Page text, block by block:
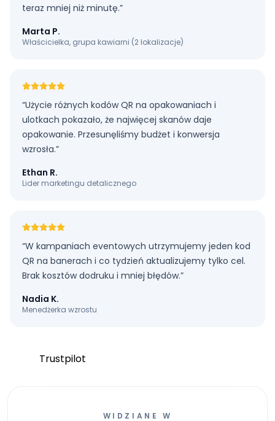
teraz mniej niż minutę.”
Marta P.
Właścicielka, grupa kawiarni (2 lokalizacje)
“Użycie różnych kodów QR na opakowaniach i
ulotkach pokazało, że najwięcej skanów daje
opakowanie. Przesunęliśmy budżet i konwersja
wzrosła.”
Ethan R.
Lider marketingu detalicznego
“W kampaniach eventowych utrzymujemy jeden kod
QR na banerach i co tydzień aktualizujemy tylko cel.
Brak kosztów dodruku i mniej błędów.”
Nadia K.
Menedżerka wzrostu
Trustpilot
WIDZIANE W